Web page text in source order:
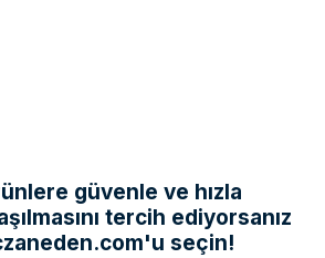
güvenle ve hızla
tercih ediyorsanız
seçin!